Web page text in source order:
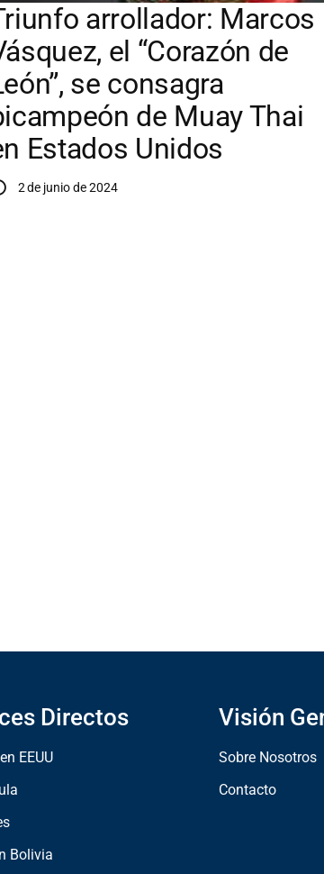
arrollador: Marcos
el “Corazón de
se consagra
de Muay Thai
Estados Unidos
2 de junio de 2024
Directos
EEUU
Bolivia
Visión
Sobre Nosotros
Contacto